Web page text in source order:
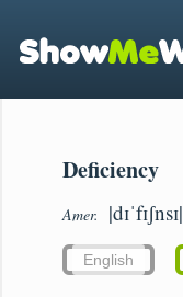
Deficiency
Amer. |dɪˈfɪʃnsɪ|
English